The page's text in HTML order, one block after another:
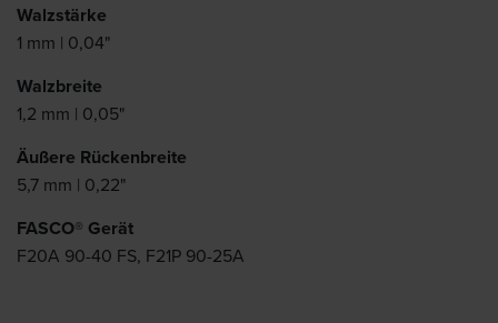
Walzstärke
1 mm | 0,04"
Walzbreite
1,2 mm | 0,05"
Äußere Rückenbreite
5,7 mm | 0,22"
FASCO® Gerät
F20A 90-40 FS, F21P 90-25A